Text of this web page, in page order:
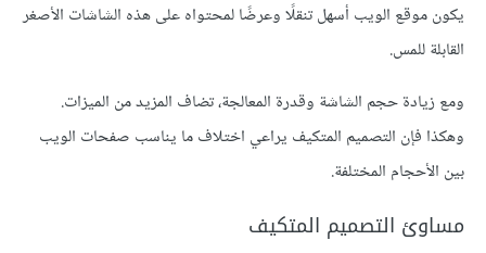
يكون موقع الويب أسهل تنقلًا وعرضًا لمحتواه على هذه الشاشات الأصغر
القابلة للمس.
ومع زيادة حجم الشاشة وقدرة المعالجة، تضاف المزيد من الميزات.
وهكذا فإن التصميم المتكيف يراعي اختلاف ما يناسب صفحات الويب
بين الأحجام المختلفة.
مساوئ التصميم المتكيف